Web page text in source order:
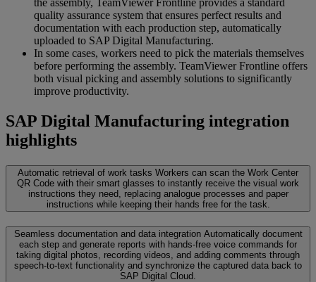
the assembly, TeamViewer Frontline provides a standard
quality assurance system that ensures perfect results and
documentation with each production step, automatically
uploaded to SAP Digital Manufacturing.
In some cases, workers need to pick the materials themselves
before performing the assembly. TeamViewer Frontline offers
both visual picking and assembly solutions to significantly
improve productivity.
SAP Digital Manufacturing integration
highlights
Automatic retrieval of work tasks Workers can scan the Work Center
QR Code with their smart glasses to instantly receive the visual work
instructions they need, replacing analogue processes and paper
instructions while keeping their hands free for the task.
Seamless documentation and data integration Automatically document
each step and generate reports with hands-free voice commands for
taking digital photos, recording videos, and adding comments through
speech-to-text functionality and synchronize the captured data back to
SAP Digital Cloud.